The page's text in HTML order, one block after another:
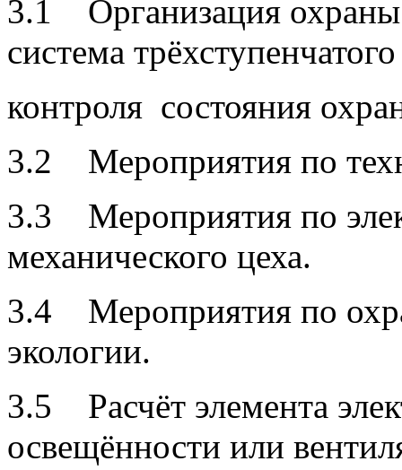
3.1 Организация охраны
система трёхступенчатого
контроля состояния
3.2 Мероприятия по
3.3 Мероприятия по
механического цеха.
3.4 Мероприятия по
экологии.
3.5 Расчёт элемента
освещённости или